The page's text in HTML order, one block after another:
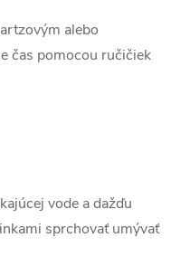
alebo
čas pomocou ručičiek
vode a dažďu
sprchovať umývať